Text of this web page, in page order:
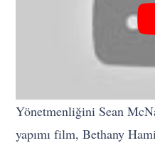
Yönetmenliğini Sean
yapımı film, Bethany